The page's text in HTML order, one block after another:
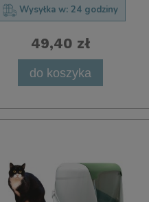
Wysyłka w: 24 godziny
49,40 zł
do koszyka